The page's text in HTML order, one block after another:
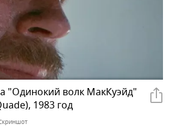
"Одинокий волк МакКуэйд"
1983 год